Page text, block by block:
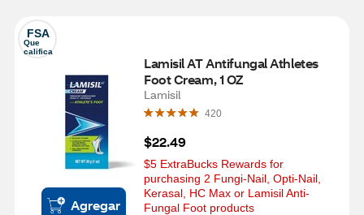
FSA
Que
califica
Agregar
Lamisil AT Antifungal Athletes
Foot Cream, 1 OZ
Lamisil
420
$22.49
$5 ExtraBucks Rewards for
purchasing 2 Fungi-Nail, Opti-Nail,
Kerasal, HC Max or Lamisil Anti-
Fungal Foot products